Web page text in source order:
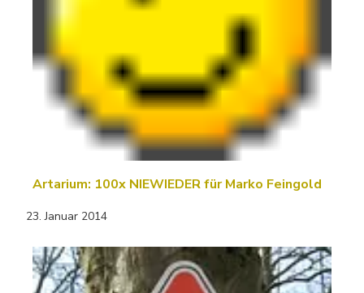
Artarium: 100x NIEWIEDER für Marko Feingold
23. Januar 2014